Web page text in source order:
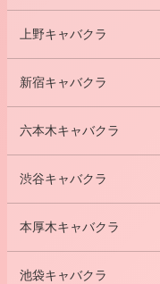
上野キャバクラ
新宿キャバクラ
六本木キャバクラ
渋谷キャバクラ
本厚木キャバクラ
池袋キャバクラ